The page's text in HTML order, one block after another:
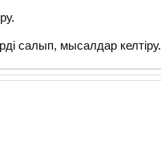
салып, мысалдар келтіру.